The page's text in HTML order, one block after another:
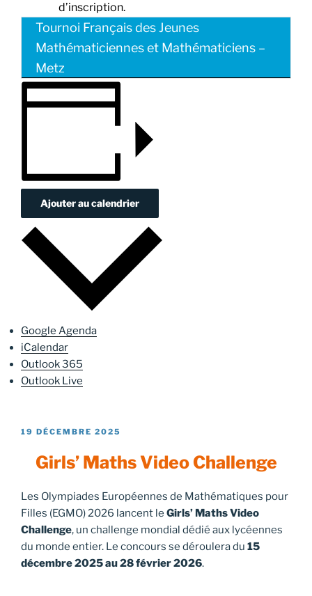
d’inscription.
Tournoi Français des Jeunes
Mathématiciennes et Mathématiciens –
Metz
Ajouter au calendrier
Google Agenda
iCalendar
Outlook 365
Outlook Live
PUBLIÉ
19 DÉCEMBRE 2025
Girls’ Maths Video Challenge
Les Olympiades Européennes de Mathématiques pour
Filles (EGMO) 2026 lancent le Girls’ Maths Video
Challenge, un challenge mondial dédié aux lycéennes
du monde entier. Le concours se déroulera du 15
décembre 2025 au 28 février 2026.